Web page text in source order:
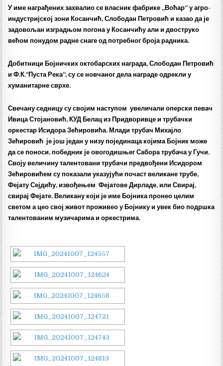
У име награђених захвалио се власник фабрике „Воћар“ у агро-
индустријској зони Косанчић, Слободан Петровић и казао да је
задовољан изградњом погона у Косанчићу али и двоструко
већом понудом радне снаге од потребног броја радника.
Добитници Бојничких октобарских награда, Слободан Петровић
и Ф.К.“Пуста Река“, су се новчаног дела награде одрекли у
хуманитарне сврхе.
Свечану седницу су својим наступом увеличали оперски певач
Ивица Стојановић, КУД Белац из Придворивце и трубачки
оркестар Исидора Зећировића. Млади трубач Михајло
Зећировић је још један у низу појединаца којима Бојник може
да се поноси, победник је овогодишњег Сабора трубача у Гучи.
Своју величину талентовани трубачи предвођени Исидором
Зећировићем су показали указујући почаст великане трубе,
Фејату Сејдићу, извођењем Фејатове Дирладе, или Свирај,
свирај Фејате. Великану који је име Бојника пронео целим
светом а цео свој живот проживео у Бојнику и увек био подршка
талентованим музичарима и оркестрима.